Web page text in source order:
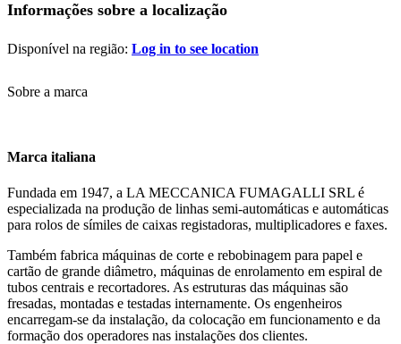
Informações sobre a localização
Disponível na região: Log in to see location
Sobre a marca
Marca italiana
Fundada em 1947, a LA MECCANICA FUMAGALLI SRL é
especializada na produção de linhas semi-automáticas e automáticas
para rolos de símiles de caixas registadoras, multiplicadores e faxes.
Também fabrica máquinas de corte e rebobinagem para papel e
cartão de grande diâmetro, máquinas de enrolamento em espiral de
tubos centrais e recortadores. As estruturas das máquinas são
fresadas, montadas e testadas internamente. Os engenheiros
encarregam-se da instalação, da colocação em funcionamento e da
formação dos operadores nas instalações dos clientes.